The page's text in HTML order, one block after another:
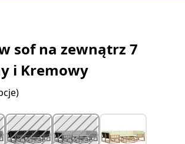
sof na zewnątrz 7
i Kremowy